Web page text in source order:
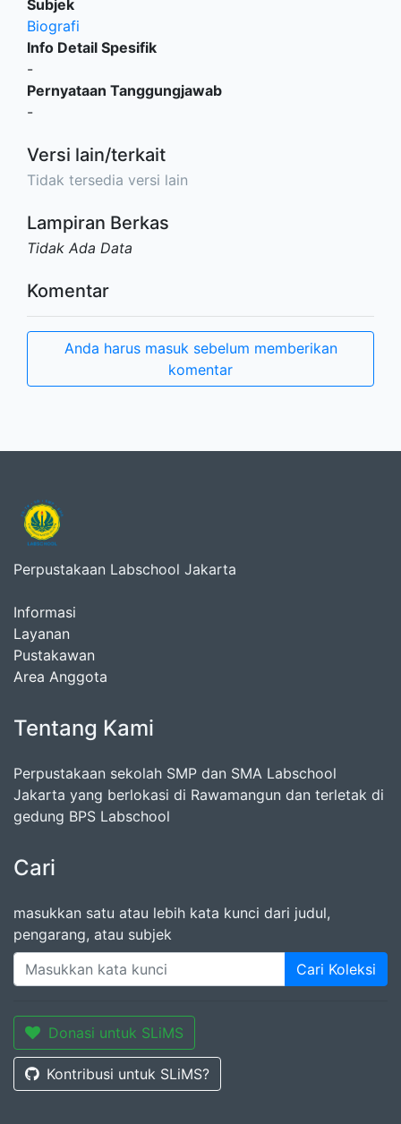
Subjek
Biografi
Info Detail Spesifik
-
Pernyataan Tanggungjawab
-
Versi lain/terkait
Tidak tersedia versi lain
Lampiran Berkas
Tidak Ada Data
Komentar
Anda harus masuk sebelum memberikan
komentar
Perpustakaan Labschool Jakarta
Informasi
Layanan
Pustakawan
Area Anggota
Tentang Kami
Perpustakaan sekolah SMP dan SMA Labschool
Jakarta yang berlokasi di Rawamangun dan terletak di
gedung BPS Labschool
Cari
masukkan satu atau lebih kata kunci dari judul,
pengarang, atau subjek
Cari Koleksi
Donasi untuk SLiMS
Kontribusi untuk SLiMS?